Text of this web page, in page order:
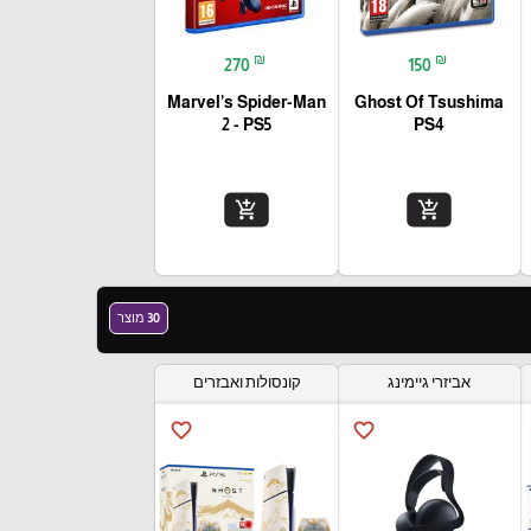
150 ₪
Ghost Of Tsushima
PS4
add_shopping_cart
270 ₪
Marvel’s Spider-Man
2 - PS5
add_shopping_cart
30 מוצר
אביזרי גיימינג
favorite_border
קונסולות ואבזרים
favorite_border